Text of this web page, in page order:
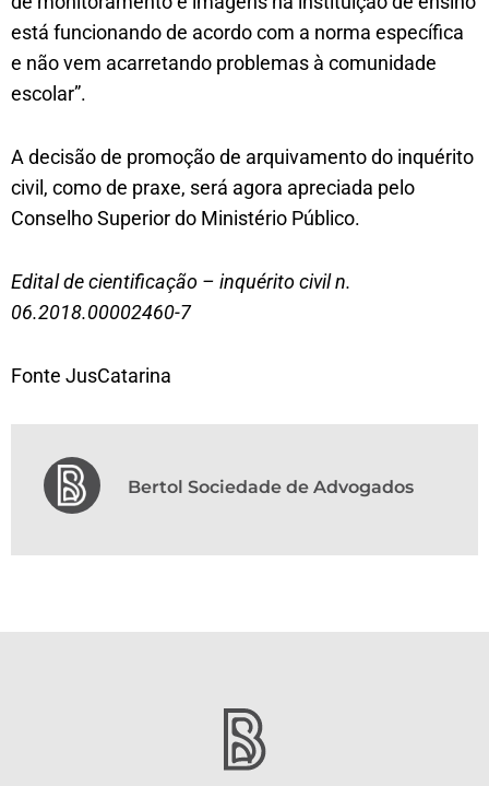
está funcionando de acordo com a norma específica
e não vem acarretando problemas à comunidade
escolar”.
A decisão de promoção de arquivamento do inquérito
civil, como de praxe, será agora apreciada pelo
Conselho Superior do Ministério Público.
Edital de cientificação – inquérito civil n.
06.2018.00002460-7
Fonte JusCatarina
Bertol Sociedade de Advogados